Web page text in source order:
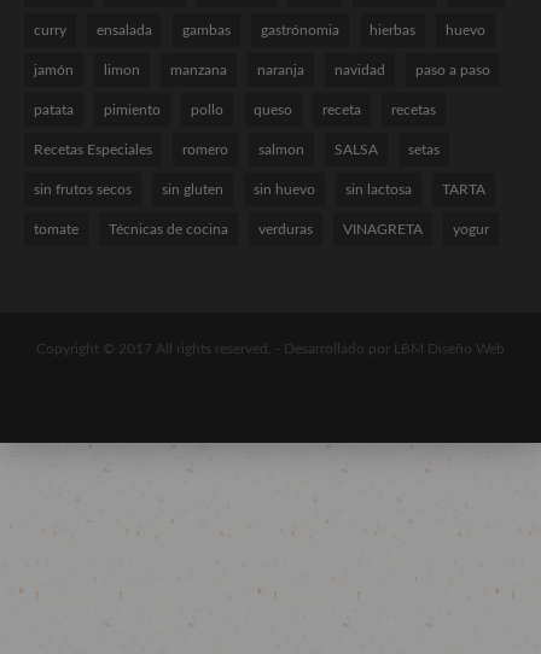
curry ensalada gambas gastrónomia hierbas huevo
jamón limon manzana naranja navidad paso a paso
patata pimiento pollo queso receta recetas
Recetas Especiales romero salmon SALSA setas
sin frutos secos sin gluten sin huevo sin lactosa TARTA
tomate Técnicas de cocina verduras VINAGRETA yogur
Copyright © 2017 All rights reserved. - Desarrollado por LBM Diseño Web